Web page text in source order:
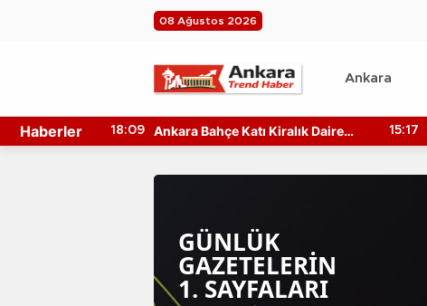
08 Ağustos 2026
Ankara
Haberler
Nereden
Türleri
18:09
Ankara Bahçe Katı Kiralık Daire
Fiyatları Ne Kadar?
15:17
GÜNLÜK
GAZETELERİN
1. SAYFALARI